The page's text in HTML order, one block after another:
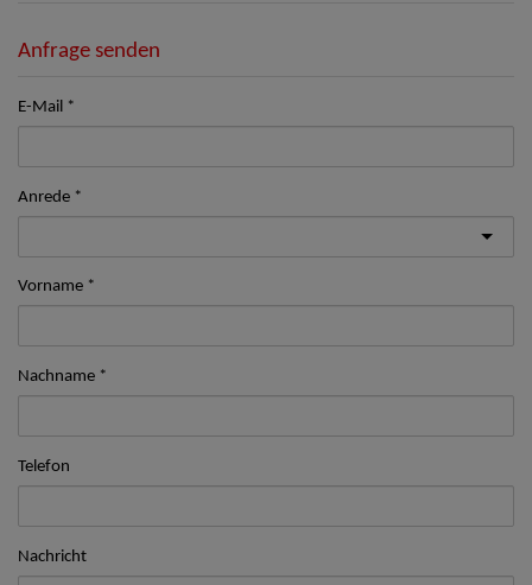
Anfrage senden
E-Mail
Anrede
Vorname
Nachname
Telefon
Nachricht